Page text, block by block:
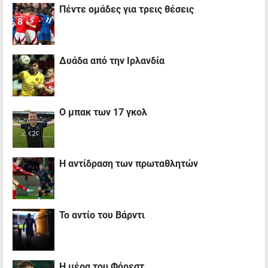
Πέντε ομάδες για τρεις θέσεις
Δυάδα από την Ιρλανδία
Ο μπακ των 17 γκολ
Η αντίδραση των πρωταθλητών
Το αντίο του Βάρντι